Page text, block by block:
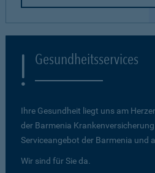
Gesundheitsservices
Ihre Gesundheit liegt uns am
der Barmenia
Serviceangebot der Barmenia und
Wir sind für Sie da.